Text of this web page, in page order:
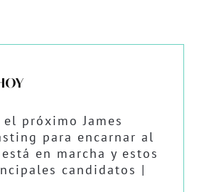
próximo James
para encarnar al
en marcha y estos
candidatos |